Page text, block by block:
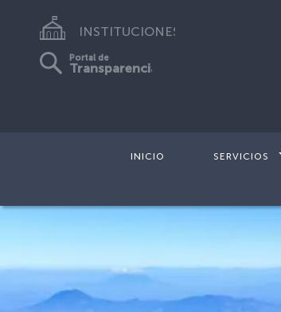
INSTITUCIONES
Portal de
Transparencia
INICIO SERVICIOS